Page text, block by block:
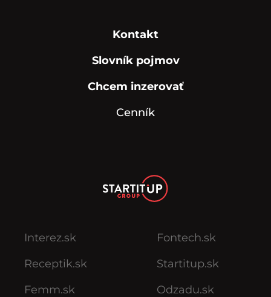
Kontakt
Slovník pojmov
Chcem inzerovať
Cenník
Interez.sk
Receptik.sk
Femm.sk
Fontech.sk
Startitup.sk
Odzadu.sk